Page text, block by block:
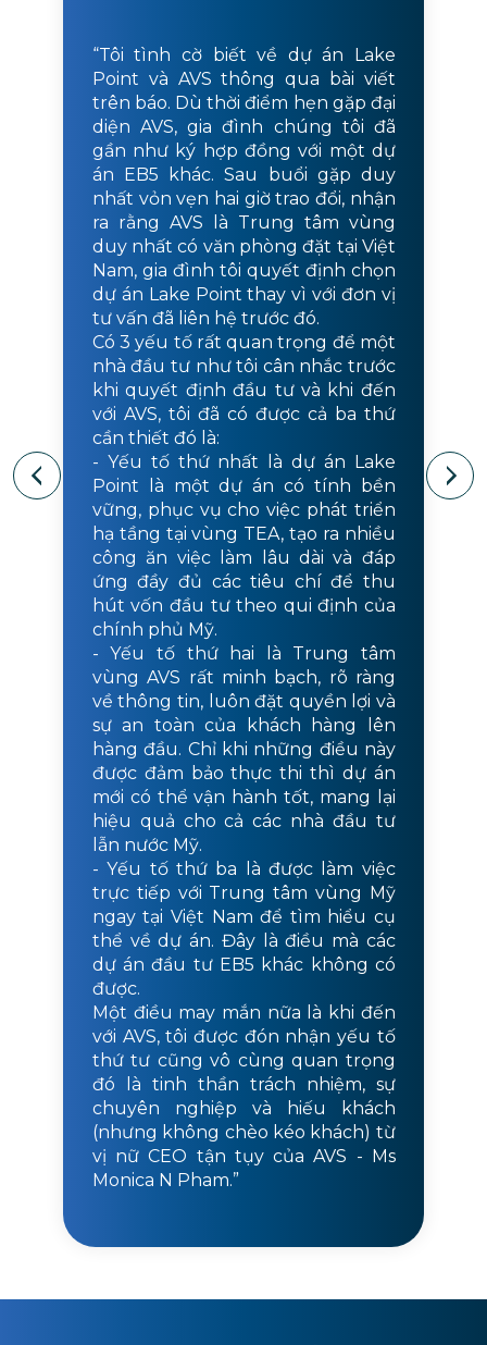
“Tôi tình cờ biết về dự án Lake
Point và AVS thông qua bài viết
trên báo. Dù thời điểm hẹn gặp đại
diện AVS, gia đình chúng tôi đã
gần như ký hợp đồng với một dự
án EB5 khác. Sau buổi gặp duy
nhất vỏn vẹn hai giờ trao đổi, nhận
ra rằng AVS là Trung tâm vùng
duy nhất có văn phòng đặt tại Việt
Nam, gia đình tôi quyết định chọn
dự án Lake Point thay vì với đơn vị
tư vấn đã liên hệ trước đó.
Có 3 yếu tố rất quan trọng để một
nhà đầu tư như tôi cân nhắc trước
khi quyết định đầu tư và khi đến
với AVS, tôi đã có được cả ba thứ
cần thiết đó là:
- Yếu tố thứ nhất là dự án Lake
Point là một dự án có tính bền
vững, phục vụ cho việc phát triển
hạ tầng tại vùng TEA, tạo ra nhiều
công ăn việc làm lâu dài và đáp
ứng đầy đủ các tiêu chí để thu
hút vốn đầu tư theo qui định của
chính phủ Mỹ.
- Yếu tố thứ hai là Trung tâm
vùng AVS rất minh bạch, rõ ràng
về thông tin, luôn đặt quyền lợi và
sự an toàn của khách hàng lên
hàng đầu. Chỉ khi những điều này
được đảm bảo thực thi thì dự án
mới có thể vận hành tốt, mang lại
hiệu quả cho cả các nhà đầu tư
lẫn nước Mỹ.
- Yếu tố thứ ba là được làm việc
trực tiếp với Trung tâm vùng Mỹ
ngay tại Việt Nam để tìm hiểu cụ
thể về dự án. Đây là điều mà các
dự án đầu tư EB5 khác không có
được.
Một điều may mắn nữa là khi đến
với AVS, tôi được đón nhận yếu tố
thứ tư cũng vô cùng quan trọng
đó là tinh thần trách nhiệm, sự
chuyên nghiệp và hiếu khách
(nhưng không chèo kéo khách) từ
vị nữ CEO tận tụy của AVS - Ms
Monica N Pham.”